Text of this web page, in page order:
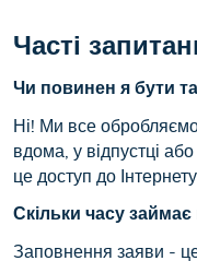
Часті
Чи повинен я бути
Ні! Ми все
вдома, у відпустці
це доступ до
Скільки часу
Заповнення заяви -